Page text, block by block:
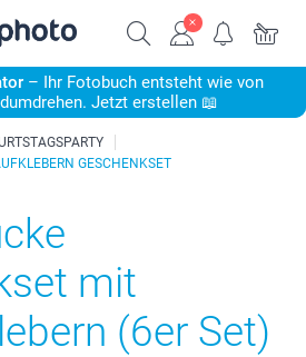
– Ihr Fotobuch entsteht wie von
Jetzt erstellen 📖
GESCHENKSET
mit
(6er Set)